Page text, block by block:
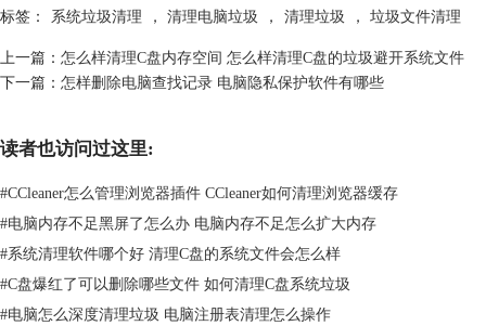
标签： 系统垃圾清理 ， 清理电脑垃圾 ， 清理垃圾 ， 垃圾文件清理
上一篇： 怎么样清理C盘内存空间 怎么样清理C盘的垃圾避开系统文件
下一篇： 怎样删除电脑查找记录 电脑隐私保护软件有哪些
读者也访问过这里:
#CCleaner怎么管理浏览器插件 CCleaner如何清理浏览器缓存
#电脑内存不足黑屏了怎么办 电脑内存不足怎么扩大内存
#系统清理软件哪个好 清理C盘的系统文件会怎么样
#C盘爆红了可以删除哪些文件 如何清理C盘系统垃圾
#电脑怎么深度清理垃圾 电脑注册表清理怎么操作